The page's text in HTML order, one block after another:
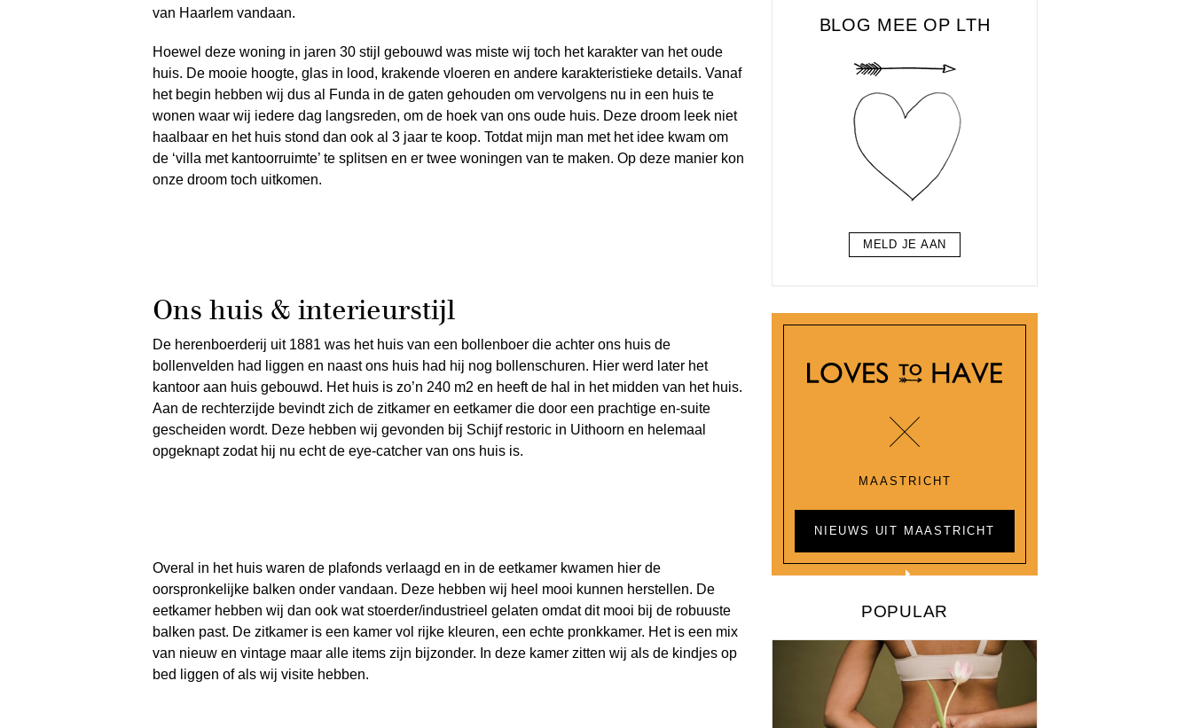
van Haarlem vandaan.
Hoewel deze woning in jaren 30 stijl gebouwd was miste wij toch het karakter van het oude
huis. De mooie hoogte, glas in lood, krakende vloeren en andere karakteristieke details. Vanaf
het begin hebben wij dus al Funda in de gaten gehouden om vervolgens nu in een huis te
wonen waar wij iedere dag langsreden, om de hoek van ons oude huis. Deze droom leek niet
haalbaar en het huis stond dan ook al 3 jaar te koop. Totdat mijn man met het idee kwam om
de ‘villa met kantoorruimte’ te splitsen en er twee woningen van te maken. Op deze manier kon
onze droom toch uitkomen.
Ons huis & interieurstijl
De herenboerderij uit 1881 was het huis van een bollenboer die achter ons huis de
bollenvelden had liggen en naast ons huis had hij nog bollenschuren. Hier werd later het
kantoor aan huis gebouwd. Het huis is zo’n 240 m2 en heeft de hal in het midden van het huis.
Aan de rechterzijde bevindt zich de zitkamer en eetkamer die door een prachtige en-suite
gescheiden wordt. Deze hebben wij gevonden bij Schijf restoric in Uithoorn en helemaal
opgeknapt zodat hij nu echt de eye-catcher van ons huis is.
Overal in het huis waren de plafonds verlaagd en in de eetkamer kwamen hier de
oorspronkelijke balken onder vandaan. Deze hebben wij heel mooi kunnen herstellen. De
eetkamer hebben wij dan ook wat stoerder/industrieel gelaten omdat dit mooi bij de robuuste
balken past. De zitkamer is een kamer vol rijke kleuren, een echte pronkkamer. Het is een mix
van nieuw en vintage maar alle items zijn bijzonder. In deze kamer zitten wij als de kindjes op
bed liggen of als wij visite hebben.
BLOG MEE OP LTH
MELD JE AAN
MAASTRICHT
NIEUWS UIT MAASTRICHT
POPULAR